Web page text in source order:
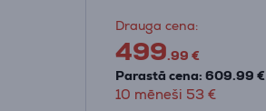
Drauga cena:
499.99 €
Parastā cena: 609.99 €
10 mēneši 53 €